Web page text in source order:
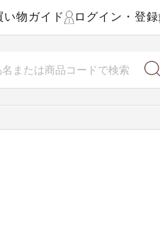
い物ガイド ログイン・登録